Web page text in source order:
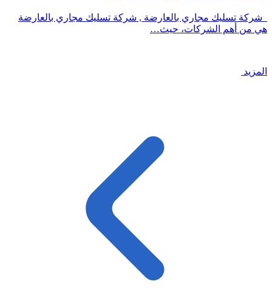
شركة تسليك مجاري بالعارضة , شركة تسليك مجاري بالعارضة
هي من أهم الشركات، حيث…
المزيد